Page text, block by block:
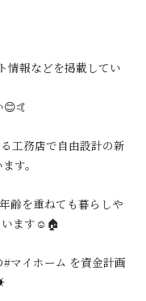
情報などを掲載してい
工務店で自由設計の新
す。
齢を重ねても暮らしや
います☺️🏠
マイホーム を資金計画